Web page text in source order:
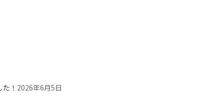
！ 2026年6月5日